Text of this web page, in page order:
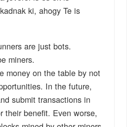
ki, ahogy Te is
are just bots.
miners.
money on the table by not
In the future,
submit transactions in
their benefit. Even worse,